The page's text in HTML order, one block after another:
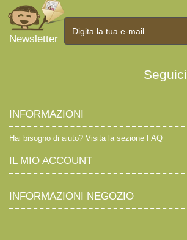
Newsletter
Seguici
INFORMAZIONI
Hai bisogno di aiuto? Visita la sezione FAQ
IL MIO ACCOUNT
INFORMAZIONI NEGOZIO